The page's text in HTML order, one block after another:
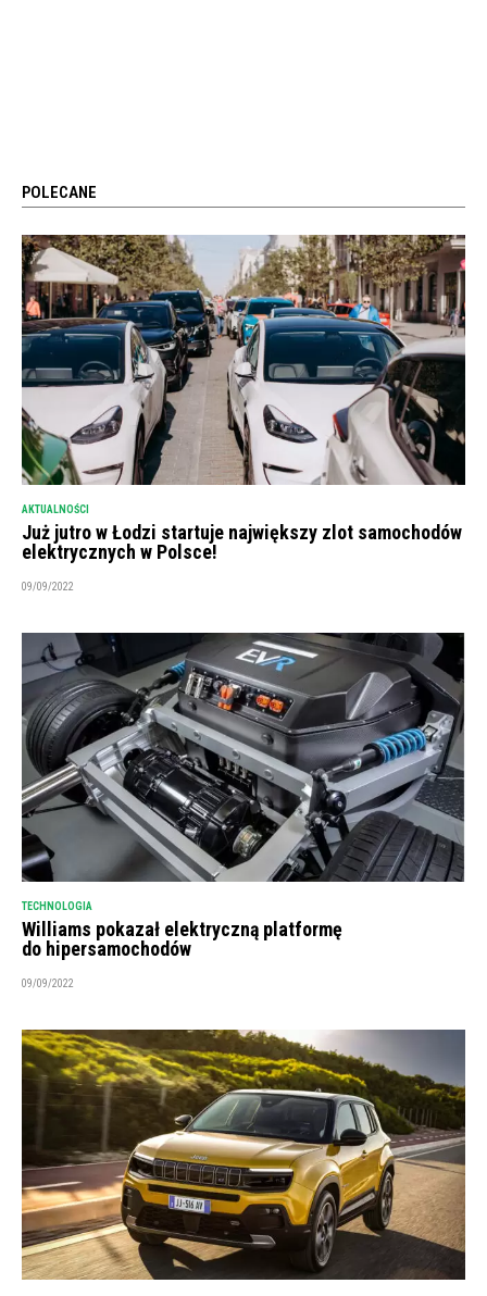
POLECANE
AKTUALNOŚCI
Już jutro w Łodzi startuje największy zlot samochodów
elektrycznych w Polsce!
09/09/2022
TECHNOLOGIA
Williams pokazał elektryczną platformę
do hipersamochodów
09/09/2022